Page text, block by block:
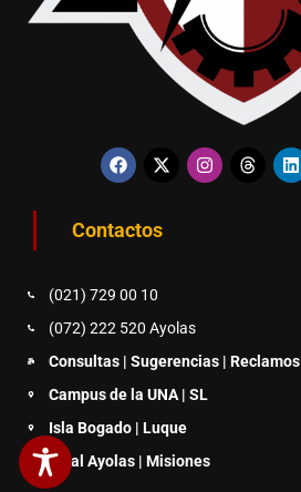
Contactos
(021) 729 00 10
(072) 222 520 Ayolas
Consultas | Sugerencias | Reclamos
Campus de la UNA | SL
Isla Bogado | Luque
Filial Ayolas | Misiones